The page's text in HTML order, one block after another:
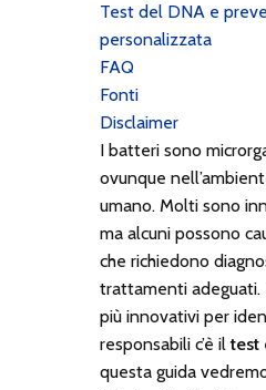
Test del DNA e
personalizzata
FAQ
Fonti
Disclaimer
I batteri sono
ovunque
umano. Molti sono
ma alcuni possono
che richiedono
trattamenti adeguati.
più innovativi per
responsabili c’è iltest
questa guida